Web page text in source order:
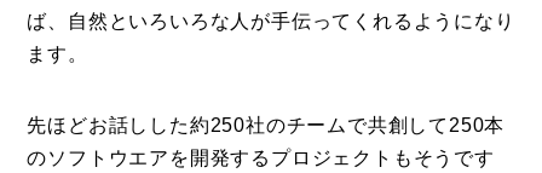
ば、自然といろいろな人が手伝ってくれるようになり
ます。
先ほどお話しした約250社のチームで共創して250本
のソフトウエアを開発するプロジェクトもそうです